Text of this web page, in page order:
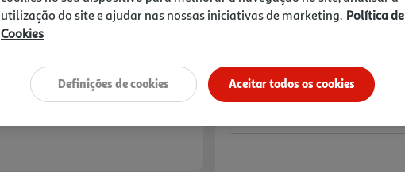
utilização do site e ajudar nas nossas iniciativas de marketing. Política de
Cookies
Aceitar todos os cookies
Definições de cookies